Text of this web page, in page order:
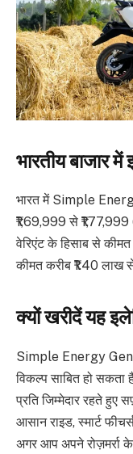
भारतीय बाजार
भारत में Simple
₹1,69,999 से
वेरिएंट के हिसाब से
कीमत करीब ₹1.40 लाख
क्यों खरीदें यह
Simple Energy Gen
विकल्प साबित हो सकता
प्रति जिम्मेदार रहते
आसान राइड, स्मार्ट
अगर आप अपने रोज़मर्रा